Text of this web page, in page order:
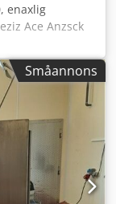
enaxlig
Ace Anzsck
Rostfritt
blandare
400 x 1 700 x
Småannons